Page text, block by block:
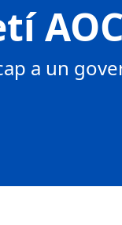
AOC
a un